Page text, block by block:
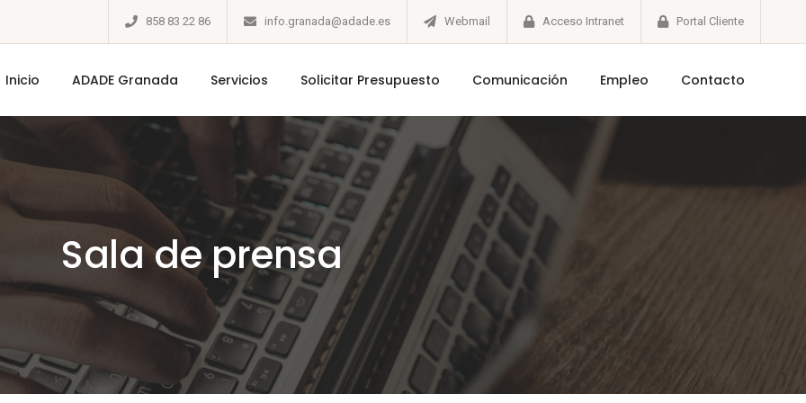
858 83 22 86 info.granada@adade.es Webmail Acceso Intranet Portal Cliente
Inicio ADADE Granada Servicios Solicitar Presupuesto Comunicación Empleo Contacto
Sala de prensa